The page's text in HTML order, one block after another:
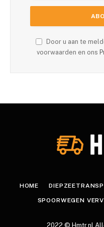
Door u aan te
voorwaarden en ons
HOME
SPOORWEGEN
2022 © Hmtr.nl